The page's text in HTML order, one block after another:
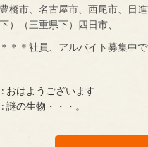
橋市、名古屋市、西尾市、日
）（三重県下）四日市、
＊＊社員、アルバイト募集中
おはようございます
謎の生物・・・。